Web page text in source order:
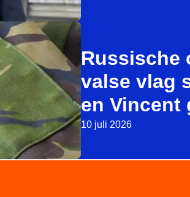
Russische
valse vlag
en Vincent
10 juli 2026